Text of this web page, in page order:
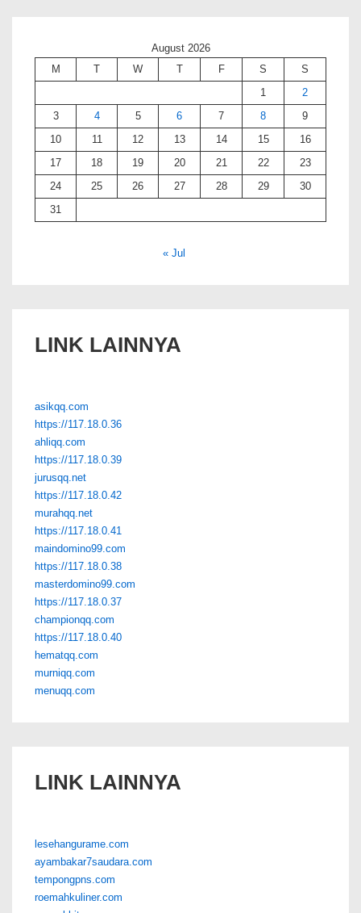
August 2026
M
T W T F S
S
1
2
3
4 5 6 7 8
9
10
11 12 13 14 15
16
17
18 19 20 21 22
23
24
25 26 27 28 29
30
31
« Jul
LINK LAINNYA
asikqq.com
https://117.18.0.36
ahliqq.com
https://117.18.0.39
jurusqq.net
https://117.18.0.42
murahqq.net
https://117.18.0.41
maindomino99.com
https://117.18.0.38
masterdomino99.com
https://117.18.0.37
championqq.com
https://117.18.0.40
hematqq.com
murniqq.com
menuqq.com
LINK LAINNYA
lesehangurame.com
ayambakar7saudara.com
tempongpns.com
roemahkuliner.com